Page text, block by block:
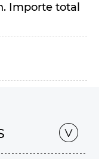
Importe total